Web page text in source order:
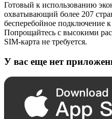
Готовый к использованию
охватывающий более 207
бесперебойное подключение к
Попрощайтесь с высокими
SIM-карта не требуется.
У вас еще нет